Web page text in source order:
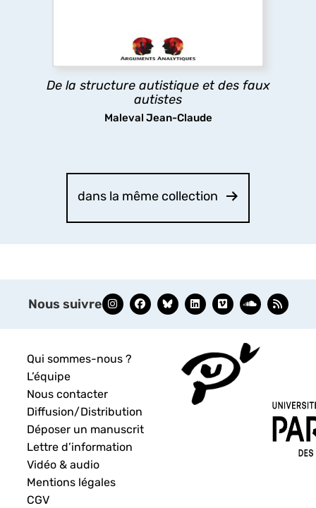
De la structure autistique et des faux
autistes
Maleval Jean-Claude
contemporaine des faux autistes.
découvrir
dans la même collection
Nous suivre
Qui sommes-nous ?
L’équipe
Nous contacter
Diffusion/Distribution
Déposer un manuscrit
Lettre d’information
Vidéo & audio
Mentions légales
CGV